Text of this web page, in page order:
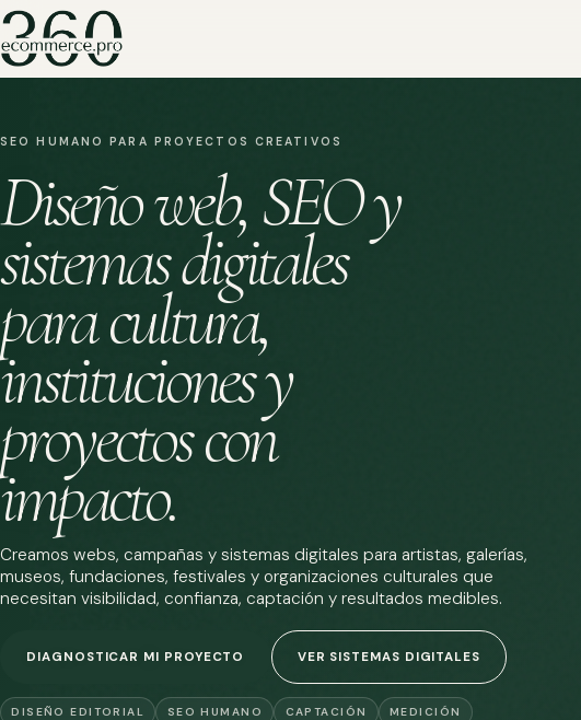
SEO HUMANO PARA PROYECTOS CREATIVOS
Diseño web, SEO y
sistemas digitales
para cultura,
instituciones y
proyectos con
impacto.
Creamos webs, campañas y sistemas digitales para artistas, galerías,
museos, fundaciones, festivales y organizaciones culturales que
necesitan visibilidad, confianza, captación y resultados medibles.
DIAGNOSTICAR MI PROYECTO VER SISTEMAS DIGITALES
DISEÑO EDITORIAL SEO HUMANO CAPTACIÓN MEDICIÓN